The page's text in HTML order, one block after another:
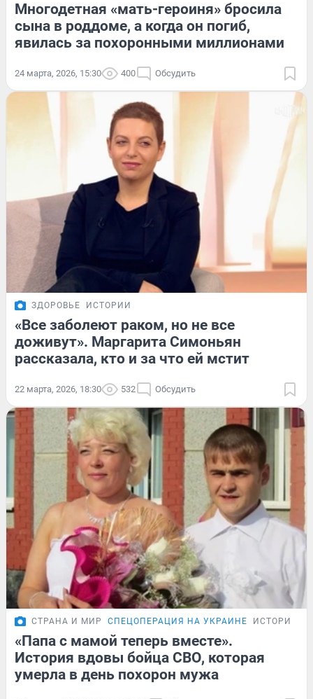
Многодетная «мать-героиня» бросила
сына в роддоме, а когда он погиб,
явилась за похоронными миллионами
24 марта, 2026, 15:30 400 Обсудить
ЗДОРОВЬЕ ИСТОРИИ
«Все заболеют раком, но не все
доживут». Маргарита Симоньян
рассказала, кто и за что ей мстит
22 марта, 2026, 18:30 532 Обсудить
СТРАНА И МИР СПЕЦОПЕРАЦИЯ НА УКРАИНЕ ИСТОРИИ
«Папа с мамой теперь вместе».
История вдовы бойца СВО, которая
умерла в день похорон мужа